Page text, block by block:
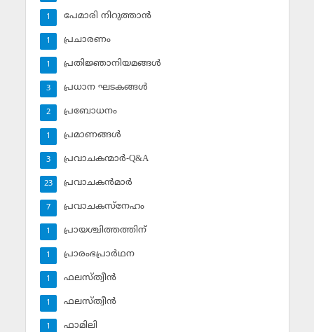
പേമാരി നിറുത്താന്‍
1
പ്രചാരണം
1
പ്രതിജ്ഞാനിയമങ്ങള്‍
1
പ്രധാന ഘടകങ്ങള്‍
3
പ്രബോധനം
2
പ്രമാണങ്ങള്‍
1
പ്രവാചകന്മാര്‍-Q&A
3
പ്രവാചകന്‍മാര്‍
23
പ്രവാചകസ്‌നേഹം
7
പ്രായശ്ചിത്തത്തിന്
1
പ്രാരംഭപ്രാര്‍ഥന
1
ഫലസ്ത്വീൻ
1
ഫലസ്ത്വീൻ
1
ഫാമിലി
1